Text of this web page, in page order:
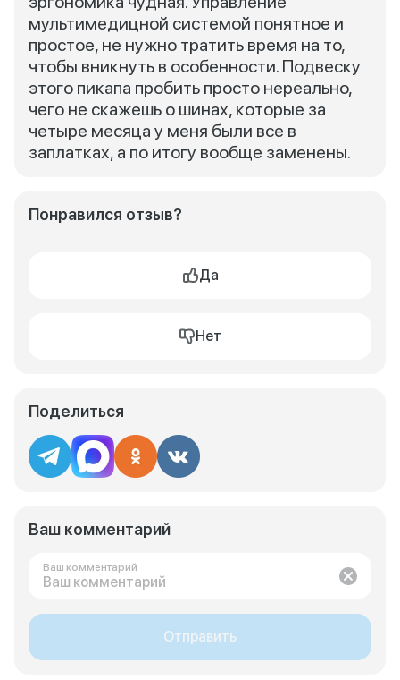
мультимедицной системой понятное и
простое, не нужно тратить время на то,
чтобы вникнуть в особенности. Подвеску
этого пикапа пробить просто нереально,
чего не скажешь о шинах, которые за
четыре месяца у меня были все в
заплатках, а по итогу вообще заменены.
Понравился отзыв?
Да
Нет
Поделиться
Ваш комментарий
Ваш комментарий
Отправить